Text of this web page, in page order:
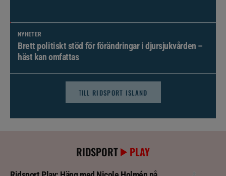
NYHETER
Brett politiskt stöd för förändringar i djursjukvården –
häst kan omfattas
TILL RIDSPORT ISLAND
RIDSPORT PLAY